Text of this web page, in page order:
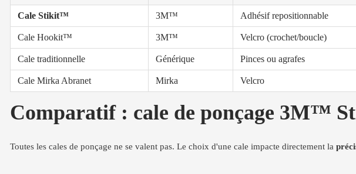
Cale Stikit™ 3M™ Adhésif repositionnable
Cale Hookit™ 3M™ Velcro (crochet/boucle)
Cale traditionnelle Générique Pinces ou agrafes
Cale Mirka Abranet Mirka Velcro
Comparatif : cale de ponçage 3M™
Toutes les cales de ponçage ne se valent pas. Le choix d'une cale impacte directement la